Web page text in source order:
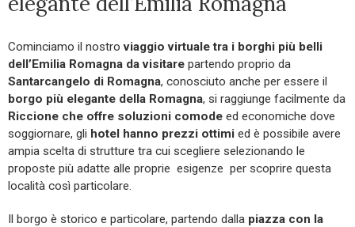
Cominciamo il nostroviaggio virtuale tra i borghi più belli
dell’Emilia Romagna da visitare partendo proprio da
Santarcangelo di Romagna, conosciuto anche per essere il
borgo più elegante della Romagna, si raggiunge facilmente da
Riccione che offre soluzioni comode ed economiche dove
soggiornare, gli hotel hanno prezzi ottimi ed è possibile avere
ampia scelta di strutture tra cui scegliere selezionando le
proposte più adatte alle proprie esigenze per scoprire questa
località così particolare.
Il borgo è storico e particolare, partendo dalla piazza con la